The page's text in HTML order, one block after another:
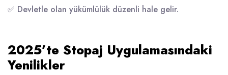
✅ Devletle olan yükümlülük düzenli hale gelir.
2025’te Stopaj Uygulamasındaki
Yenilikler